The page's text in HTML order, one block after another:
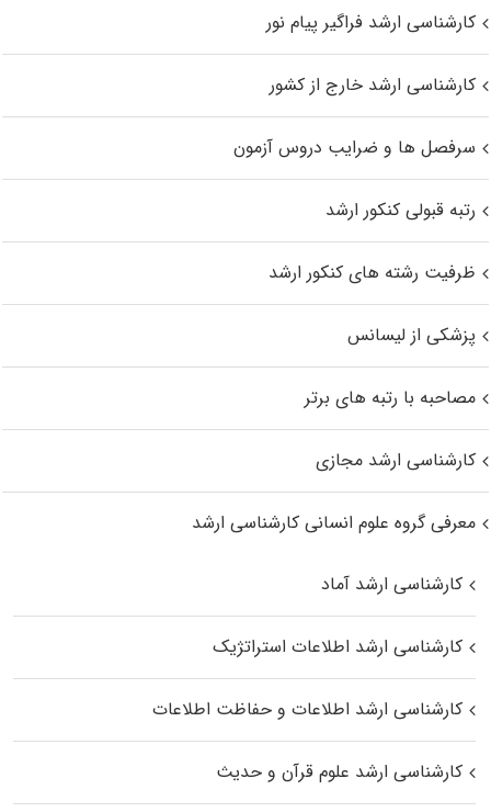
کارشناسی ارشد فراگیر پیام نور
کارشناسی ارشد خارج از کشور
سرفصل ها و ضرایب دروس آزمون
رتبه قبولی کنکور ارشد
ظرفیت رشته های کنکور ارشد
پزشکی از لیسانس
مصاحبه با رتبه های برتر
کارشناسی ارشد مجازی
معرفی گروه علوم انسانی کارشناسی ارشد
کارشناسی ارشد آماد
کارشناسی ارشد اطلاعات استراتژیک
کارشناسی ارشد اطلاعات و حفاظت اطلاعات
کارشناسی ارشد علوم قرآن و حدیث